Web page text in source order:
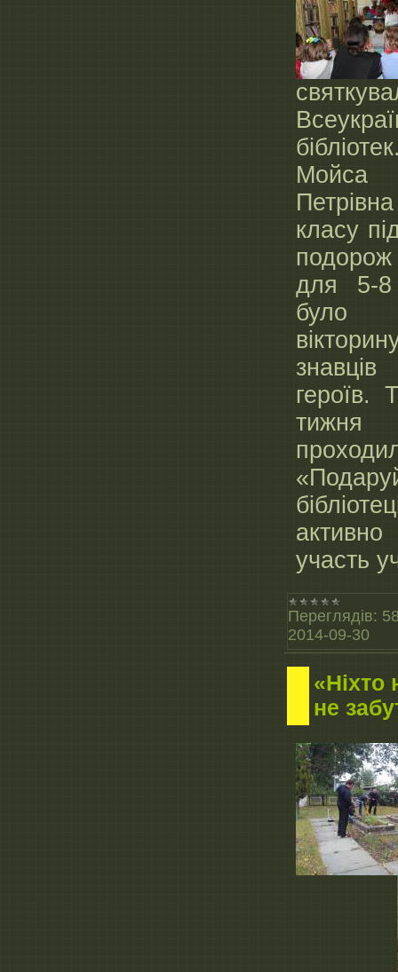
класу
для 5-8
було
героїв.
участь
Переглядів:
2014-09-30
«Ніхто
не